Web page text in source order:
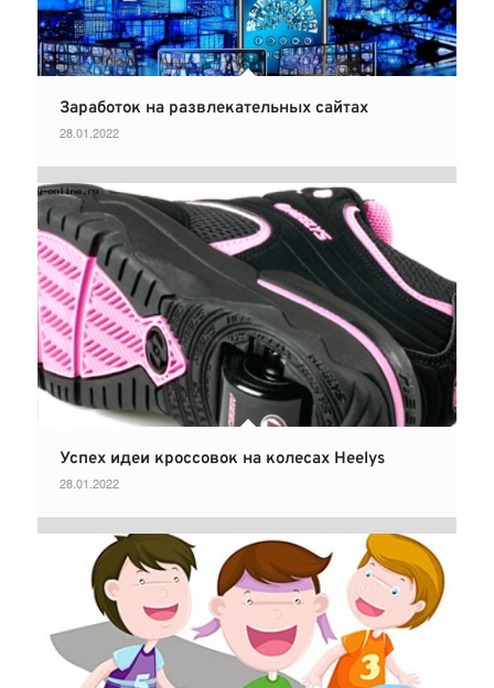
Заработок на развлекательных сайтах
28.01.2022
Успех идеи кроссовок на колесах Heelys
28.01.2022